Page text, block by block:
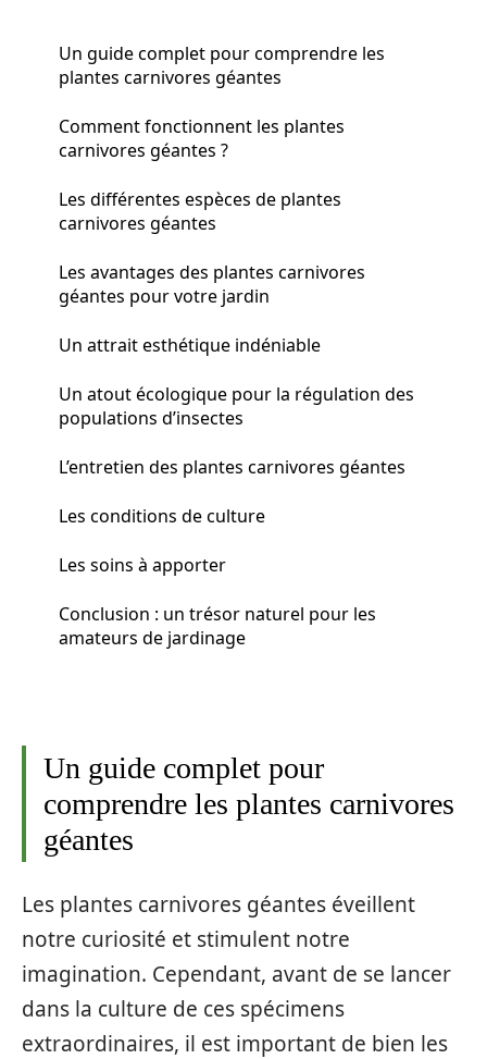
Un guide complet pour comprendre les
plantes carnivores géantes
Comment fonctionnent les plantes
carnivores géantes ?
Les différentes espèces de plantes
carnivores géantes
Les avantages des plantes carnivores
géantes pour votre jardin
Un attrait esthétique indéniable
Un atout écologique pour la régulation des
populations d’insectes
L’entretien des plantes carnivores géantes
Les conditions de culture
Les soins à apporter
Conclusion : un trésor naturel pour les
amateurs de jardinage
Un guide complet pour
comprendre les plantes carnivores
géantes
Les plantes carnivores géantes éveillent
notre curiosité et stimulent notre
imagination. Cependant, avant de se lancer
dans la culture de ces spécimens
extraordinaires, il est important de bien les